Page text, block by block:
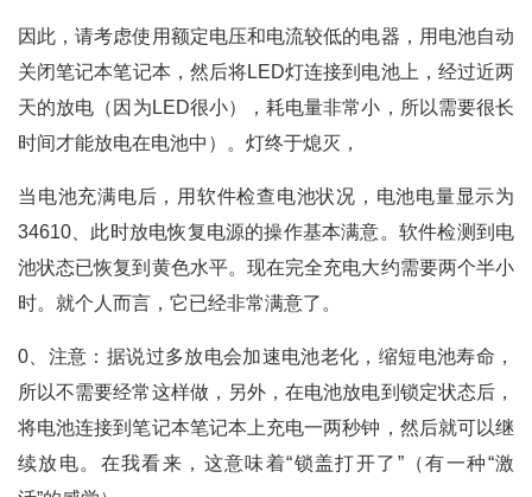
因此，请考虑使用额定电压和电流较低的电器，用电池自动
关闭笔记本笔记本，然后将LED灯连接到电池上，经过近两
天的放电（因为LED很小），耗电量非常小，所以需要很长
时间才能放电在电池中）。灯终于熄灭，
当电池充满电后，用软件检查电池状况，电池电量显示为
34610、此时放电恢复电源的操作基本满意。软件检测到电
池状态已恢复到黄色水平。现在完全充电大约需要两个半小
时。就个人而言，它已经非常满意了。
0、注意：据说过多放电会加速电池老化，缩短电池寿命，
所以不需要经常这样做，另外，在电池放电到锁定状态后，
将电池连接到笔记本笔记本上充电一两秒钟，然后就可以继
续放电。在我看来，这意味着“锁盖打开了”（有一种“激